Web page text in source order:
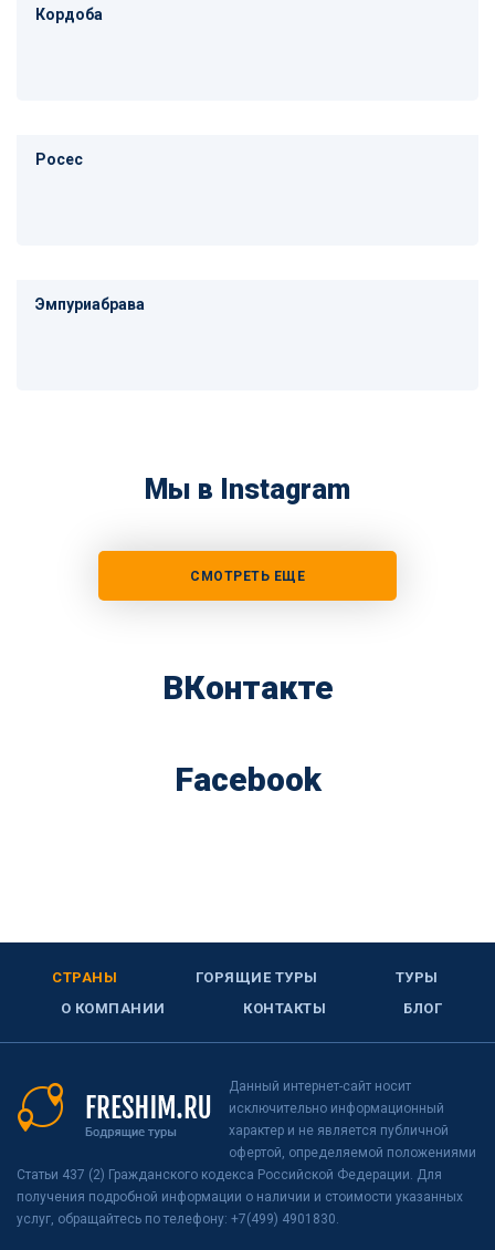
Кордоба
Росес
Эмпуриабрава
Мы в Instagram
СМОТРЕТЬ ЕЩЕ
ВКонтакте
Facebook
СТРАНЫ ГОРЯЩИЕ ТУРЫ
ТУРЫ
О КОМПАНИИ
КОНТАКТЫ БЛОГ
Данный интернет-сайт носит
исключительно информационный
характер и не является публичной
офертой, определяемой положениями
Статьи 437 (2) Гражданского кодекса Российской Федерации. Для
получения подробной информации о наличии и стоимости указанных
услуг, обращайтесь по телефону: +7(499) 4901830.